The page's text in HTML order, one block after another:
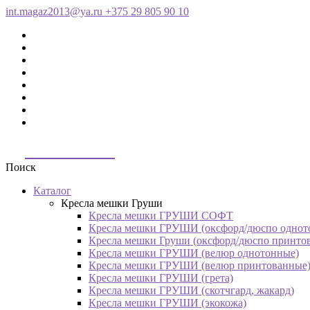
int.magaz2013@ya.ru +375 29 805 90 10
Поиск
Каталог
Кресла мешки Груши
Кресла мешки ГРУШИ СОФТ
Кресла мешки ГРУШИ (оксфорд/дюспо
Кресла мешки Груши (оксфорд/дюспо
Кресла мешки ГРУШИ (велюр однотонные)
Кресла мешки ГРУШИ (велюр принтованные)
Кресла мешки ГРУШИ (грета)
Кресла мешки ГРУШИ (скотчгард, жакард)
Кресла мешки ГРУШИ (экокожа)